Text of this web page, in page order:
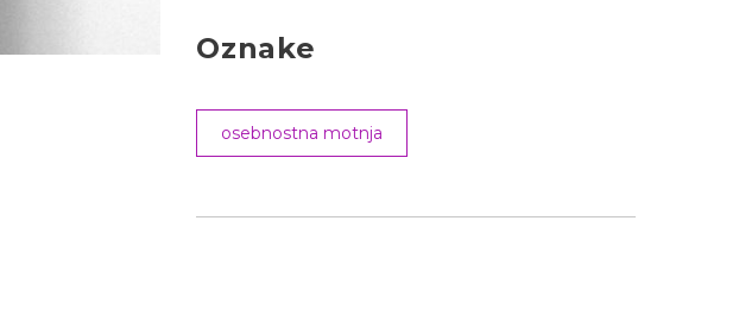
Oznake
osebnostna motnja